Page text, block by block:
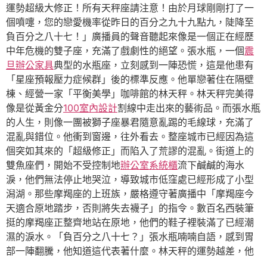
運勢超級大修正！所有天秤座請注意！由於月球剛剛打了一
個噴嚏，您的戀愛機率從昨日的百分之九十九點九，陡降至
負百分之八十七！」廣播員的聲音聽起來像是一個正在經歷
中年危機的雙子座，充滿了戲劇性的絕望。張水瓶，一個震
旦辦公家具典型的水瓶座，立刻感到一陣恐慌，這是他患有
「星座預報壓力症候群」後的標準反應。他單戀著住在隔壁
棟、經營一家「平衡美學」咖啡館的林天秤。林天秤完美得
像是從黃金分100室內設計割線中走出來的藝術品。而張水瓶
的人生，則像一團被獅子座暴君隨意亂踢的毛線球，充滿了
混亂與錯位。他衝到窗邊，往外看去。整座城市已經因為這
個突如其來的「超級修正」而陷入了荒謬的混亂。街道上的
雙魚座們，開始不受控制地辦公室系統櫃流下鹹鹹的海水
淚，他們無法停止地哭泣，導致城市低窪處已經形成了小型
潟湖。那些摩羯座的上班族，嚴格遵守著廣播中「摩羯座今
天適合原地踏步，否則將失去襪子」的指令。數百名西裝筆
挺的摩羯座正整齊地站在原地，他們的鞋子裡裝滿了已經潮
濕的淚水。「負百分之八十七？」張水瓶喃喃自語，感到胃
部一陣翻騰，他知道這代表著什麼。林天秤的運勢越差，他